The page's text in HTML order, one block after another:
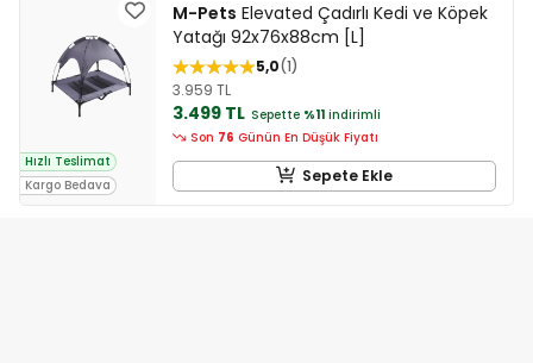
Hızlı Teslimat
Kargo Bedava
M-Pets Elevated Çadırlı Kedi ve Köpek
Yatağı 92x76x88cm [L]
5,0 1
3.959 TL
3.499 TL Sepette %11 indirimli
Son 76 Günün En Düşük Fiyatı
Sepete Ekle